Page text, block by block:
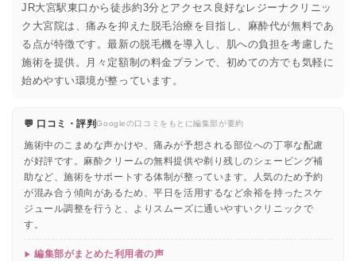
JR大宮駅東口から徒歩約3分とアクセス良好なレジーナクリニッ
ク大宮院は、痛みを抑えた脱毛治療を目指し、麻酔代が無料であ
る点が特徴です。最新の脱毛機を導入し、肌への負担を考慮した
施術を提供。月々定額制の料金プランで、初めての方でも気軽に
始めやすい環境が整っています。
💬 口コミ・評判Googleの口コミをもとに編集部が要約
施術中のこまめな声かけや、痛みが予想される部位への丁寧な配慮
が好評です。麻酔クリームの無料提供や剃り残しのシェービング補
助など、施術をサポートする体制が整っています。人気のため予約
が混み合う傾向があるため、平日を活用するなど余裕を持ったスケ
ジュール調整を行うと、よりスムーズに通いやすいクリニックで
す。
編集部がまとめた利用者の声